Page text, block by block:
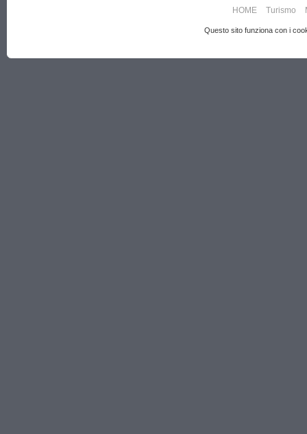
HOME Turismo
Questo sito funziona con i